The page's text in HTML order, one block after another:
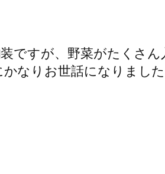
ですが、野菜がたくさん
なりお世話になりました